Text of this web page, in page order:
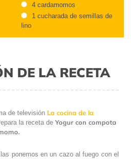
4 cardamomos
1 cucharada de semillas de
lino
DE LA RECETA
de televisión La cocina de la
la receta de Yogur con compota
ponemos en un cazo al fuego con el